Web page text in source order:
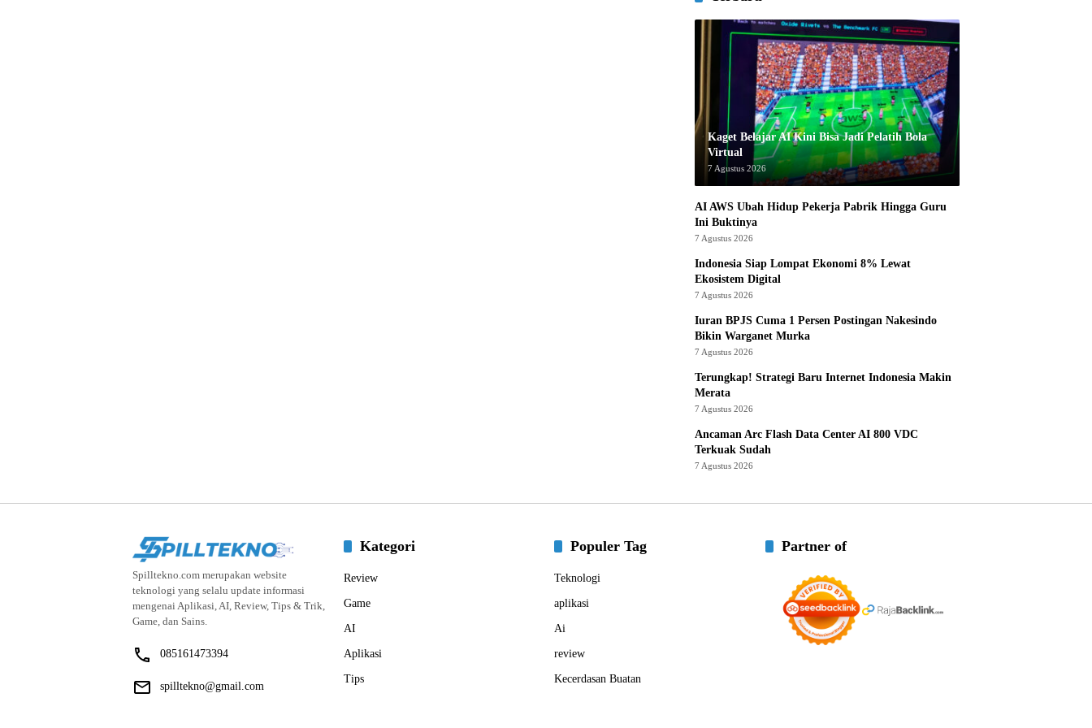
Kaget Belajar AI Kini Bisa Jadi Pelatih Bola
Virtual
7 Agustus 2026
AI AWS Ubah Hidup Pekerja Pabrik Hingga Guru
Ini Buktinya
7 Agustus 2026
Indonesia Siap Lompat Ekonomi 8% Lewat
Ekosistem Digital
7 Agustus 2026
Iuran BPJS Cuma 1 Persen Postingan Nakesindo
Bikin Warganet Murka
7 Agustus 2026
Terungkap! Strategi Baru Internet Indonesia Makin
Merata
7 Agustus 2026
Ancaman Arc Flash Data Center AI 800 VDC
Terkuak Sudah
7 Agustus 2026
Spilltekno.com merupakan website
teknologi yang selalu update informasi
mengenai Aplikasi, AI, Review, Tips & Trik,
Game, dan Sains.
085161473394
spilltekno@gmail.com
Kategori
Review
Game
AI
Aplikasi
Tips
Populer Tag
Teknologi
aplikasi
Ai
review
Kecerdasan Buatan
Partner of